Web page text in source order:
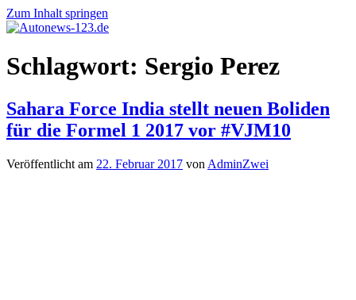
Zum Inhalt springen
Autonews-
123.de
Autonews
mit
Schlagwort: Sergio Perez
Sahara Force India stellt neuen Boliden
für die Formel 1 2017 vor #VJM10
Veröffentlicht am 22. Februar 2017 von AdminZwei